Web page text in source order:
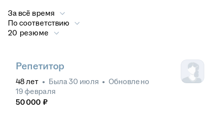
За всё время
По соответствию
20 резюме
Репетитор
48лет • Была30 июля • Обновлено
19 февраля
50 000 ₽